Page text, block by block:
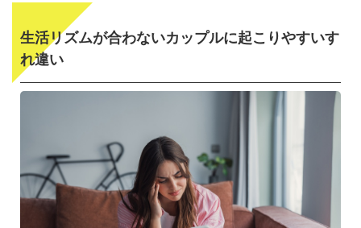
生活リズムが違うのは珍しくない
仕事時間は人それぞれ違う
無理に合わせるとストレスになる
生活リズムが合わないカップルの対処法
会える日はスマホを置いて会話に集中する
連絡のペースやタイミングをゆるく共有する
ひとりの時間も大切にする
うまくいくカップルの秘訣３
生活リズムが合わないカップルに起こりやすいす
れ違い